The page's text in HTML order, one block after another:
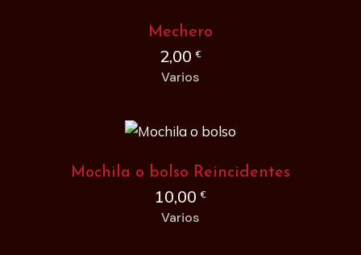
Mechero
2,00€
Varios
Mochila o bolso Reincidentes
10,00€
Varios